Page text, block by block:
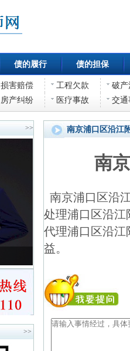
债的履行 债的担保
损害赔偿 工程欠款
破产
房产纠纷 医疗事故 交通
>>
>>
南京浦口区沿江
南
南京浦口区沿
处理浦口区沿江
代理浦口区沿江
益。